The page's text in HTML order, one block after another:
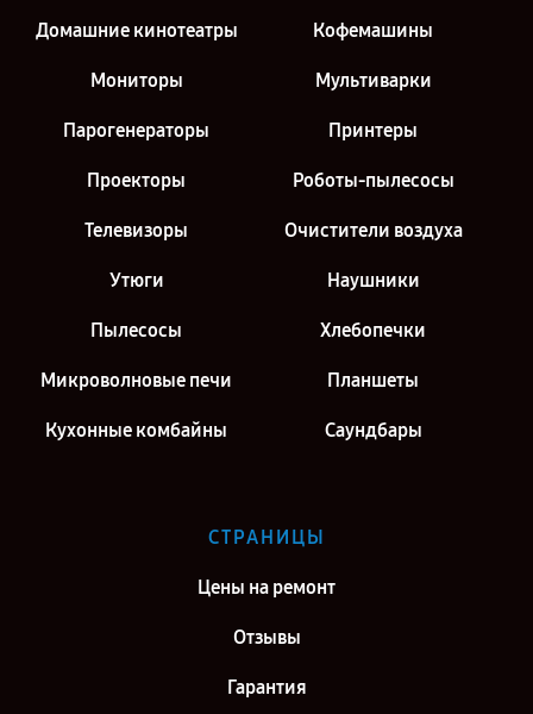
Домашние кинотеатры Кофемашины
Мониторы Мультиварки
Парогенераторы Принтеры
Проекторы Роботы-пылесосы
Телевизоры Очистители воздуха
Утюги Наушники
Пылесосы Хлебопечки
Микроволновые печи Планшеты
Кухонные комбайны Саундбары
СТРАНИЦЫ
Цены на ремонт
Отзывы
Гарантия